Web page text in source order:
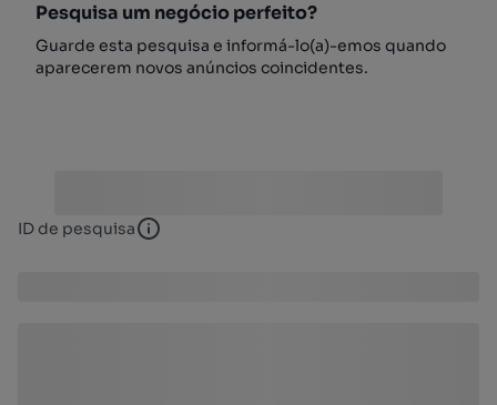
Pesquisa um negócio perfeito?
Guarde esta pesquisa e informá-lo(a)-emos quando
aparecerem novos anúncios coincidentes.
ID de pesquisa ID de pesquisa